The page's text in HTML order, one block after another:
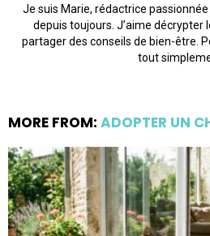
Je suis Marie, rédactrice
depuis toujours. J’aime
partager des conseils de bien-être.
tout
MORE FROM: ADOPTER UN